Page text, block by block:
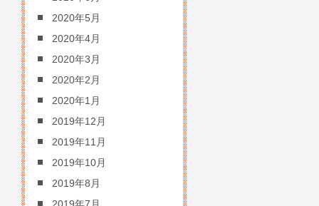
2020年5月
2020年4月
2020年3月
2020年2月
2020年1月
2019年12月
2019年11月
2019年10月
2019年8月